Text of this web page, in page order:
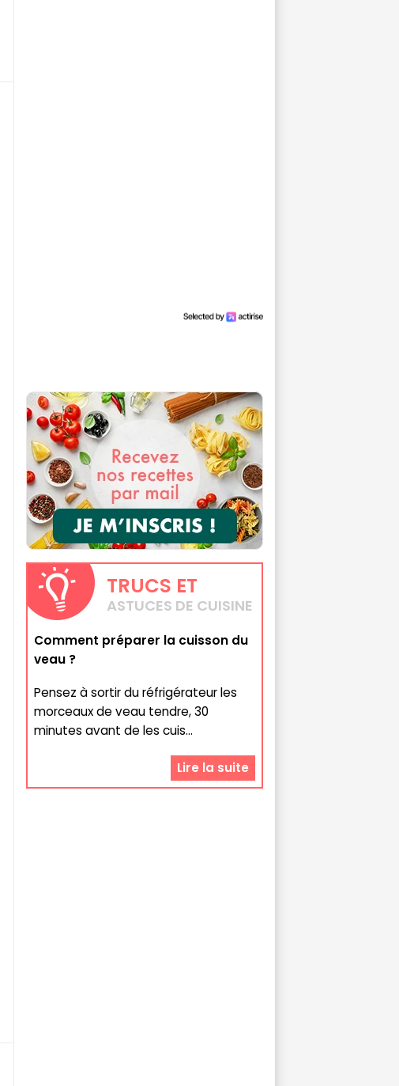
TRUCS ET
ASTUCES DE CUISINE
Comment préparer la cuisson du
veau ?
Pensez à sortir du réfrigérateur les
morceaux de veau tendre, 30
minutes avant de les cuis...
Lire la suite